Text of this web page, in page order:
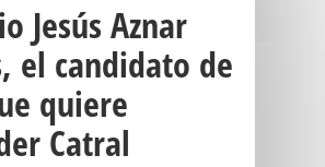
Jesús Aznar
el candidato de
quiere
Catral